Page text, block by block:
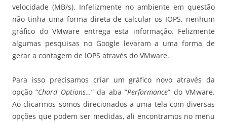
velocidade (MB/s). Infelizmente no ambiente em questão
não tinha uma forma direta de calcular os IOPS, nenhum
gráfico do VMware entrega esta informação. Felizmente
algumas pesquisas no Google levaram a uma forma de
gerar a contagem de IOPS através do VMware.
Para isso precisamos criar um gráfico novo através da
opção “Chard Options…” da aba “Performance” do VMware.
Ao clicarmos somos direcionados a uma tela com diversas
opções que podem ser medidas, ali encontramos no menu